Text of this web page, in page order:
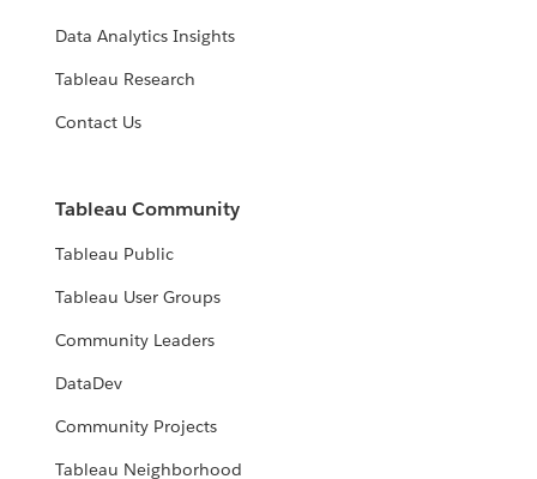
Data Analytics Insights
Tableau Research
Contact Us
Tableau Community
Tableau Public
Tableau User Groups
Community Leaders
DataDev
Community Projects
Tableau Neighborhood